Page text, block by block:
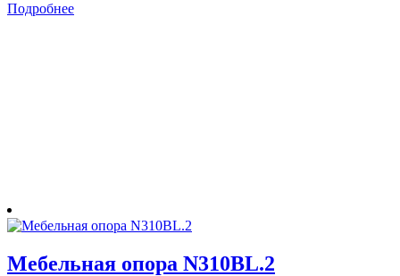
Подробнее
Мебельная опора N310BL.2